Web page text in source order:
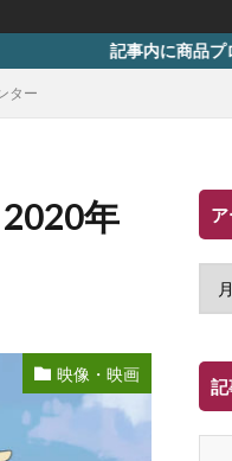
内に商品プロモーションを
ター
年
映像・映画
記